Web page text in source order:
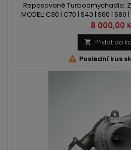
Repasované Turbodmychadlo:
MODEL: C30 | C70 | S40 | S60 | S80
XC90 KÓD MOTORU: I5DP2 |
D5244T9 | D5244T13 OBSAH:
120kW | 180PS / 132kW | 185PS /
Cena
8 000,00
 Přidat do
 Poslední kus